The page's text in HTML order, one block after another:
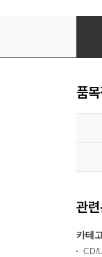
너
품
관
카테
CD/